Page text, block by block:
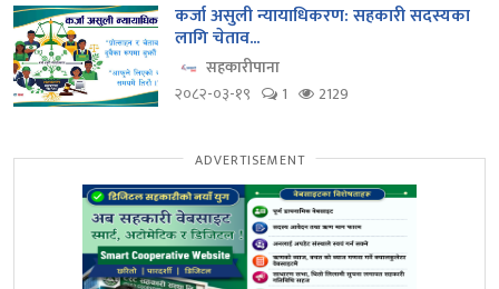
कर्जा असुली न्यायाधिकरण: सहकारी सदस्यका
लागि चेताव...
सहकारीपाना
२०८२-०३-१९
1 2129
ADVERTISEMENT